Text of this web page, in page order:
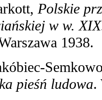
Polskie
w w.
1938.
pieśń ludowa.